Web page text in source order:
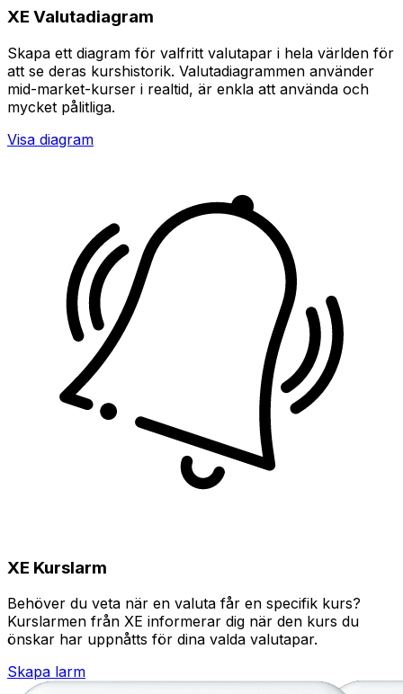
XE Valutadiagram
Skapa ett diagram för valfritt valutapar i hela världen för
att se deras kurshistorik. Valutadiagrammen använder
mid-market-kurser i realtid, är enkla att använda och
mycket pålitliga.
Visa diagram
XE Kurslarm
Behöver du veta när en valuta får en specifik kurs?
Kurslarmen från XE informerar dig när den kurs du
önskar har uppnåtts för dina valda valutapar.
Skapa larm